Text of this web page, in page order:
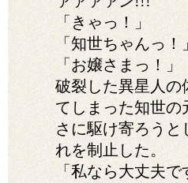
「きゃっ！」
「知世ちゃんっ！
「お嬢さまっ！」
破裂した異星人の
てしまった知世
さに駆け寄ろう
れを制止した。
「私なら大丈夫